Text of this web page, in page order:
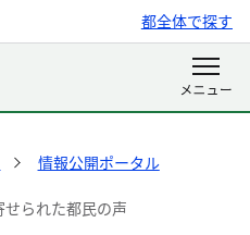
都全体で探す
情報公開ポータル
られた都民の声